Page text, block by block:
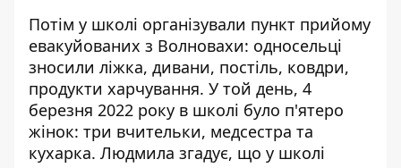
Потім у школі організували пункт прийому
евакуйованих з Волновахи: односельці
зносили ліжка, дивани, постіль, ковдри,
продукти харчування. У той день, 4
березня 2022 року в школі було п'ятеро
жінок: три вчительки, медсестра та
кухарка. Людмила згадує, що у школі